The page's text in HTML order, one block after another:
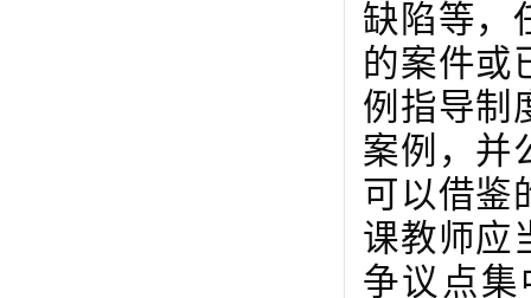
缺陷等，
的案件或
例指导制
案例，并
可以借鉴
课教师应
争议点